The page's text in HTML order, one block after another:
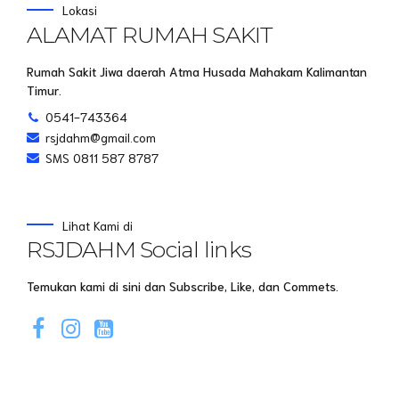
Lokasi
ALAMAT RUMAH SAKIT
Rumah Sakit Jiwa daerah Atma Husada Mahakam Kalimantan
Timur.
0541-743364
rsjdahm@gmail.com
SMS 0811 587 8787
Lihat Kami di
RSJDAHM Social links
Temukan kami di sini dan Subscribe, Like, dan Commets.